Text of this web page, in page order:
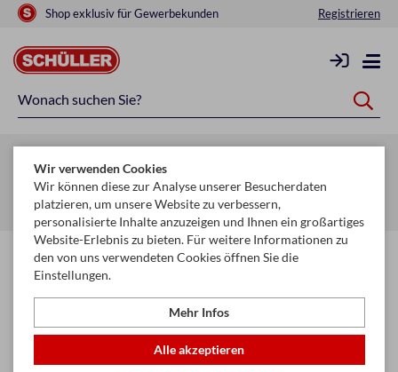
Shop exklusiv für Gewerbekunden Registrieren
Startseite Glückwunschkarten & Papeterie
Servietten
Servietten 33 x 33 cm
Wir verwenden Cookies
Wir können diese zur Analyse unserer Besucherdaten
platzieren, um unsere Website zu verbessern,
personalisierte Inhalte anzuzeigen und Ihnen ein großartiges
Website-Erlebnis zu bieten. Für weitere Informationen zu
den von uns verwendeten Cookies öffnen Sie die
Einstellungen.
Mehr Infos
Alle akzeptieren